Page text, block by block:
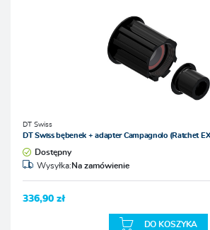
DT Swiss
DT Swiss bębenek + adapter Campagnolo (Ratchet
Dostępny
Wysyłka:Na zamówienie
336,90 zł
DO KOSZYKA